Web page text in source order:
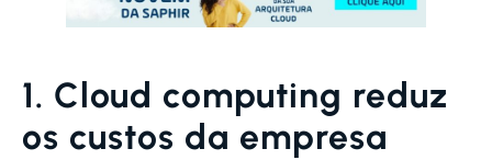
1. Cloud computing reduz
os custos da empresa